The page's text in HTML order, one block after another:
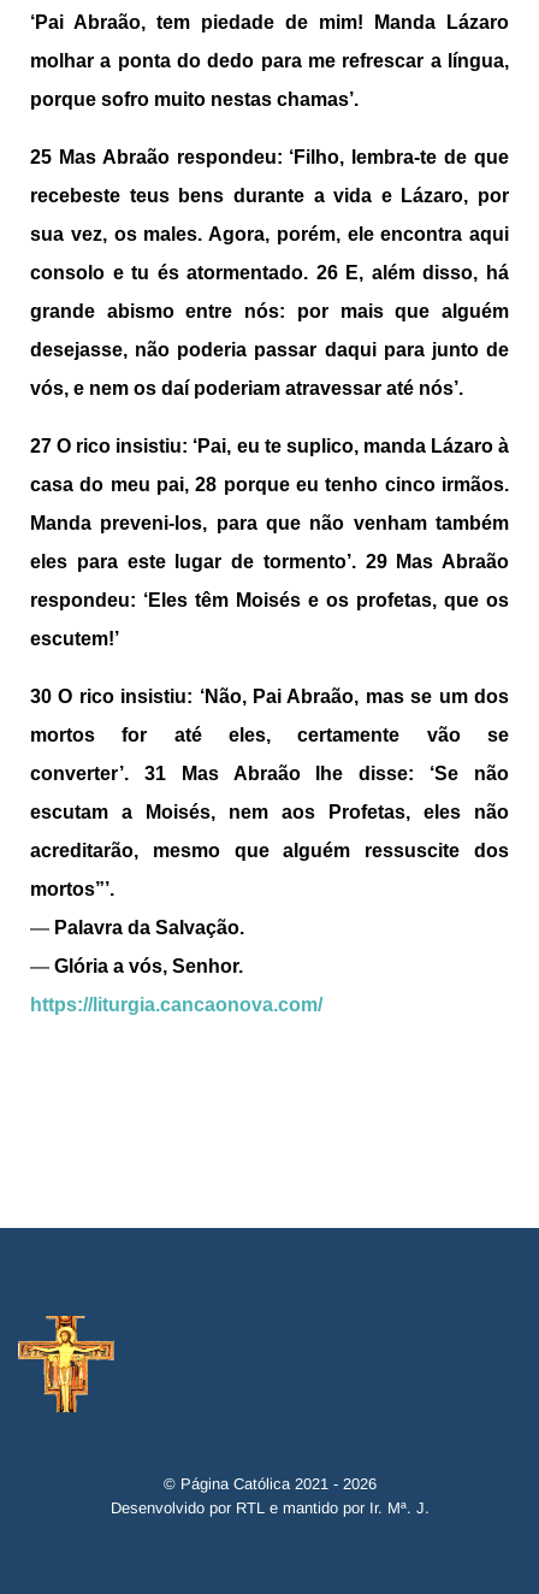
‘Pai Abraão, tem piedade de mim! Manda Lázaro
molhar a ponta do dedo para me refrescar a língua,
porque sofro muito nestas chamas’.
25 Mas Abraão respondeu: ‘Filho, lembra-te de que
recebeste teus bens durante a vida e Lázaro, por
sua vez, os males. Agora, porém, ele encontra aqui
consolo e tu és atormentado. 26 E, além disso, há
grande abismo entre nós: por mais que alguém
desejasse, não poderia passar daqui para junto de
vós, e nem os daí poderiam atravessar até nós’.
27O rico insistiu: ‘Pai, eu te suplico, manda Lázaro à
casa do meu pai,28 porque eu tenho cinco irmãos.
Manda preveni-los, para que não venham também
eles para este lugar de tormento’. 29 Mas Abraão
respondeu: ‘Eles têm Moisés e os profetas, que os
escutem!’
30O rico insistiu: ‘Não, Pai Abraão, mas se um dos
mortos for até eles, certamente vão se
converter’. 31
Mas Abraão lhe disse: ‘Se não
escutam a Moisés, nem aos Profetas, eles não
acreditarão, mesmo que alguém ressuscite dos
mortos”’.
— Palavra da Salvação.
— Glória a vós, Senhor.
https://liturgia.cancaonova.com/
© Página Católica 2021 - 2026
Desenvolvido por RTL e mantido por Ir. Mª. J.